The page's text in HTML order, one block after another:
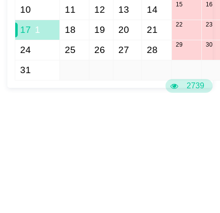
2739
10 11 12 13 14 15 16
17 1 18 19 20 21 22 23
24 25 26 27 28 29 30
31